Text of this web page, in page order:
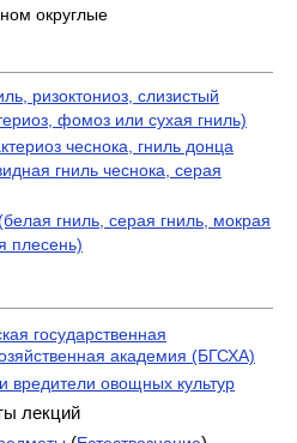
округлые
ризоктониоз, слизистый
фомоз или сухая гниль)
чеснока, гниль донца
гниль чес­нока, серая
гниль, серая гниль, мокрая
плесень)
государственная
академия (БГСХА)
вредители овощных культур
лекций